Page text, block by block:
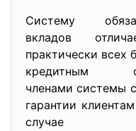
Систему
вкладов
практически всех
кредитным
членами системы
гарантии
случае